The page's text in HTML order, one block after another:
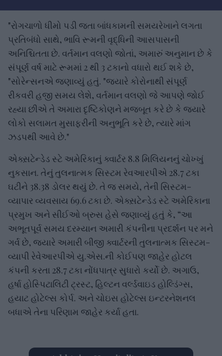
"રોગચાળો ધીમો પડી જતા બાંધકામની સમયરેખાને લગતા
પ્રતિબંધો સાથે, ભાવિ રૂમની વૃદ્ધિની આસપાસની
અનિશ્ચિતતા છે. વર્તમાન વલણો જોતાં, અમારું અનુમાન છે કે
સંપૂર્ણ વર્ષ માટે રૂમમાં 2 થી 3 ટકાનો વધારો થઈ શકે છે,
"સોરેન્સનએ જણાવ્યું હતું. "જ્યારે કોરોનાથી સંપૂર્ણ
રીકવરી હજી સમય લેશે, વર્તમાન વલણો જે આપણે જોઈ
રહ્યા છીએ તે અમારા દૃષ્ટિકોણને મજબૂત કરે છે કે જ્યારે
લોકો સલામત મુસાફરીની અનુભૂતિ કરે છે, ત્યારે માંગ
ઝડપથી આવે છે."
એક્સ઼ટેન્ડેડ સ્ટે અમેરિકાનું ક્વાર્ટર 8.8 મિલિયનનું ચોખ્ખું
નુકસાન. તેનું તુલનાત્મક સિસ્ટમ રેવઆરપીએ 28.7 ટકા
ઘટીને 38.38 ડોલર થયું છે. તે જ સમયે, તેની સિસ્ટમ-
વ્યાપાર વ્યવસાય 69.6 ટકા છે. એક્સ઼ટેન્ડેડ સ્ટે અમેરિકાના
પ્રમુખ અને સીઈઓ બ્રુસ હેસે જણાવ્યું હતું કે, “આ
અભૂતપૂર્વ સમય દરમ્યાન અમારી કંપનીના પ્રદર્શન પર મને
ગર્વ છે, જ્યારે અમારી બીજી ક્વાર્ટરની તુલનાત્મક સિસ્ટમ-
વ્યાપી રેવેઆરપીએ યુ.એસ.ની કોઈપણ જાહેર હોટલ
કંપની કરતા 28.7 ટકા નોંધપાત્ર સુધારો કર્યો છે. અગાઉ,
હર્ષા હોસ્પિટાલિટી ટ્રસ્ટ, હિલ્ટન વર્લ્ડવાઇડ હોલ્ડિંગ્સ,
હયાટ હોટેલ્સ કોર્પ. અને ચોઇસ હોટેલ્સ ઇન્ટરનેશનલ
બધાએ તેના પરિણામ જાહેર કર્યા હતા.